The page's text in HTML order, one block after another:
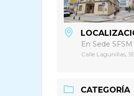
En Sede SFSM
Calle Lagunillas, 59
CATEGORÍA